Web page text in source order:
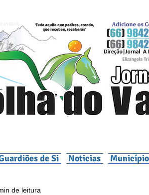
de Si Noticias
de leitura